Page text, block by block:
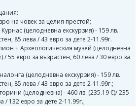
на човек за целия престой;
(целодневна екскурзия) - 159 лв.
85 лева / 43 евро за дете 2-11.99г.
+ Археологическия музей (целодневна
/ 55 евро за възрастен, 60 лева / 30 евро за
(целодневна екскурзия) - 159 лв.
85 лева / 43 евро за дете 2-11.99г.;
(целодневна) - 460 лв. (235.19 €)/ 235
/ 132 евро за дете 2-11.99г.;